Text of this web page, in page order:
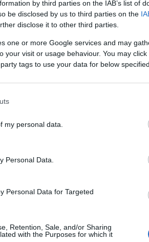
by third parties on the IAB’s list of
be disclosed by us to third parties on the
disclose it to other third parties.
one or more Google services and may
your visit or usage behaviour. You may
tags to use your data for below
my personal data.
Personal Data.
Personal Data for Targeted
Retention, Sale, and/or Sharing
with the Purposes for which it
Τι έκανε αυτή τη
επειδή η
παραπάνω. Δεν θα έπρεπε-
«πετάει» μαζί τους,